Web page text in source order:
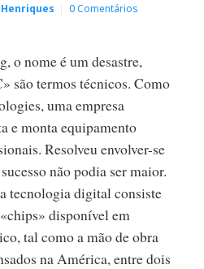
0 Comentários
o nome é um desastre,
são termos técnicos. Como
uma empresa
e monta equipamento
Resolveu envolver-se
não podia ser maior.
tecnologia digital consiste
disponível em
tal como a mão de obra
na América, entre dois